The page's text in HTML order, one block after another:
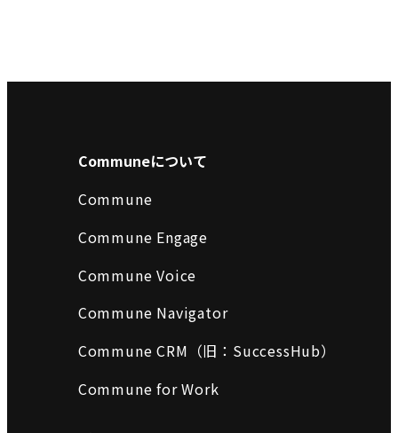
Communeについて
Commune
Commune Engage
Commune Voice
Commune Navigator
Commune CRM（旧：SuccessHub）
Commune for Work